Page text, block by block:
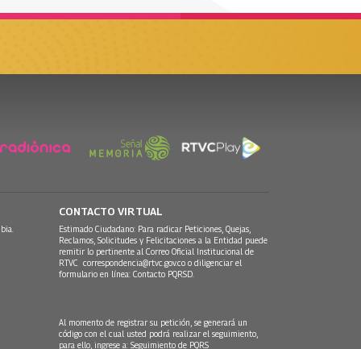
CONTACTO VIRTUAL
Estimado Ciudadano: Para radicar Peticiones, Quejas,
Reclamos, Solicitudes y Felicitaciones a la Entidad puede
remitir lo pertinente al Correo Oficial Institucional de
RTVC correspondencia@rtvc.gov.co o diligenciar el
formulario en línea: Contacto PQRSD.
Al momento de registrar su petición, se generará un
código con el cual usted podrá realizar el seguimiento,
para ello, ingrese a: Seguimiento de PQRS